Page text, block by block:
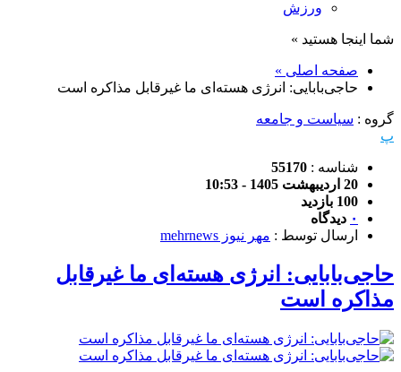
ورزش
شما اینجا هستید »
صفحه اصلی »
حاجی‌بابایی: انرژی هسته‌ای ما غیرقابل مذاکره است
گروه : سیاست و جامعه
پ
شناسه : 55170
20 اردیبهشت 1405 - 10:53
100 بازدید
۰ دیدگاه
ارسال توسط : مهر نیوز mehrnews
حاجی‌بابایی: انرژی هسته‌ای ما غیرقابل
مذاکره است